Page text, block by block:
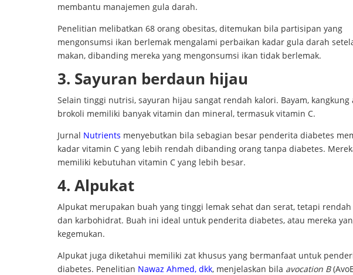
membantu manajemen gula darah.
Penelitian melibatkan 68 orang obesitas, ditemukan bila partisipan yang
mengonsumsi ikan berlemak mengalami perbaikan kadar gula darah
makan, dibanding mereka yang mengonsumsi ikan tidak berlemak.
3. Sayuran berdaun hijau
Selain tinggi nutrisi, sayuran hijau sangat rendah kalori. Bayam, kangkung
brokoli memiliki banyak vitamin dan mineral, termasuk vitamin C.
Jurnal Nutrients menyebutkan bila sebagian besar penderita diabetes
kadar vitamin C yang lebih rendah dibanding orang tanpa diabetes.
memiliki kebutuhan vitamin C yang lebih besar.
4. Alpukat
Alpukat merupakan buah yang tinggi lemak sehat dan serat, tetapi rendah
dan karbohidrat. Buah ini ideal untuk penderita diabetes, atau mereka
kegemukan.
Alpukat juga diketahui memiliki zat khusus yang bermanfaat untuk
diabetes. Penelitian Nawaz Ahmed, dkk, menjelaskan bila avocation B